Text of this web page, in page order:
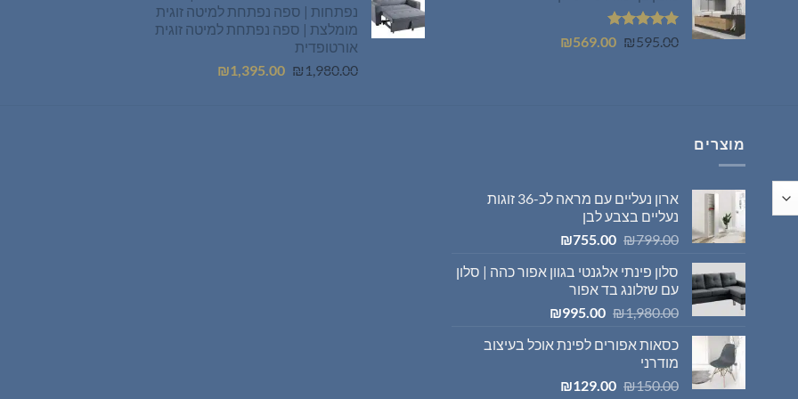
₪449.00.
דורג5.00
₪595.00
המחיר ₪569.00
המחיר
נפתחות | ספה נפתחת למיטה זוגית
מומלצת | ספה נפתחת למיטה זוגית
אורטופדית
₪ 1,980.00
המחיר
₪1,395.00
המחיר
מוצרים
ארון נעליים עם מראה לכ-36 זוגות
נעליים בצבע לבן
₪799.00
המחיר
היה:
₪799.00.
₪755.00
המחיר
הוא:
סלון פינתי אלגנטי בגוון אפור כהה | סלון
עם שזלונג בד אפור
₪1,980.00
המחיר
היה:
₪995.00
המחיר
הוא:
כסאות אפורים לפינת אוכל בעיצוב
מודרני
₪150.00
המחיר ₪129.00
המחיר